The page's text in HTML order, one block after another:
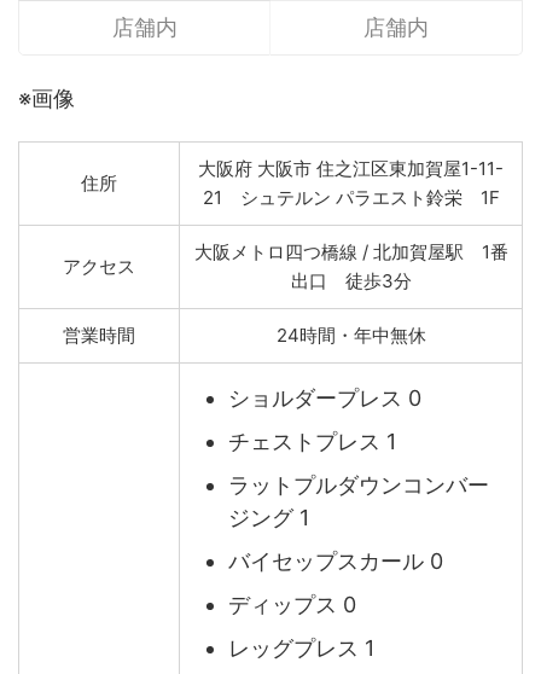
店舗内 店舗内
※画像
住所
大阪府 大阪市 住之江区東加賀屋1-11-
21 シュテルン パラエスト鈴栄 1F
アクセス
大阪メトロ四つ橋線 / 北加賀屋駅 1番
出口 徒歩3分
営業時間 24時間・年中無休
ショルダープレス 0
チェストプレス 1
ラットプルダウンコンバー
ジング 1
バイセップスカール 0
ディップス 0
レッグプレス 1